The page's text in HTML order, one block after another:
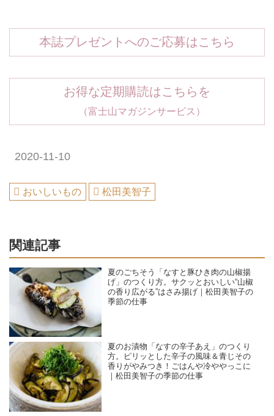
本誌プレゼントへのご応募はこちら
お得な定期購読はこちらを
（富士山マガジンサービス）
2020-11-10
おいしいもの 松田美智子
関連記事
夏のごちそう「なすと豚ひき肉の山椒揚
げ」のつくり方。サクッとおいしい“山椒
の香り広がる”はさみ揚げ｜松田美智子の
季節の仕事
夏のお漬物「なすの辛子あえ」のつくり
方。ピリッとした辛子の風味＆青じその
香りがやみつき！ごはんや冷ややっこに
｜松田美智子の季節の仕事